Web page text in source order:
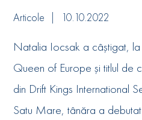
Articole 10.10.2022
Natalia Iocsak a câștigat,
Queen of Europe și titlul de
din Drift Kings International
Satu Mare, tânăra a debutat